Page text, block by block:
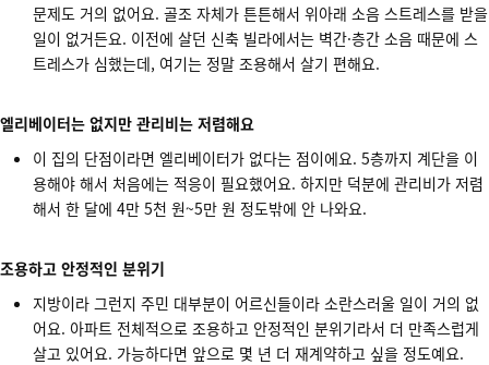
문제도 거의 없어요. 골조 자체가 튼튼해서 위아래 소음 스트레스를 받을
일이 없거든요. 이전에 살던 신축 빌라에서는 벽간·층간 소음 때문에 스
트레스가 심했는데, 여기는 정말 조용해서 살기 편해요.
엘리베이터는 없지만 관리비는 저렴해요
이 집의 단점이라면 엘리베이터가 없다는 점이에요. 5층까지 계단을 이
용해야 해서 처음에는 적응이 필요했어요. 하지만 덕분에 관리비가 저렴
해서 한 달에 4만 5천 원~5만 원 정도밖에 안 나와요.
조용하고 안정적인 분위기
지방이라 그런지 주민 대부분이 어르신들이라 소란스러울 일이 거의 없
어요. 아파트 전체적으로 조용하고 안정적인 분위기라서 더 만족스럽게
살고 있어요. 가능하다면 앞으로 몇 년 더 재계약하고 싶을 정도예요.